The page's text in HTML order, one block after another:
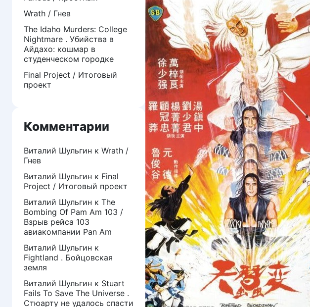
Wrath / Гнев
The Idaho Murders: College
Nightmare . Убийства в
Айдахо: кошмар в
студенческом городке
Final Project / Итоговый
проект
Комментарии
Виталий Шульгин к Wrath /
Гнев
Виталий Шульгин к Final
Project / Итоговый проект
Виталий Шульгин к The
Bombing Of Pam Am 103 /
Взрыв рейса 103
авиакомпании Pan Am
Виталий Шульгин к
Fightland . Бойцовская
земля
Виталий Шульгин к Stuart
Fails To Save The Universe .
Стюарту не удалось спасти